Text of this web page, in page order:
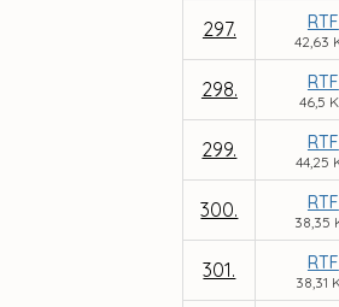
297. RTF
42,63
298. RTF
46,5
299. RTF
44,25
300. RTF
38,35
301. RTF
38,31